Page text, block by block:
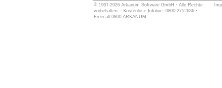
© 1997-2026 Arkanum Software GmbH · Alle Rechte
vorbehalten. · Kostenlose Infoline: 0800.2752686 ·
Freecall 0800.ARKANUM